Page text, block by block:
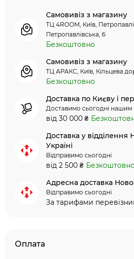
Самовивіз з магазину
ТЦ 4ROOM, Київ,
Петропавлівська, 6
Безкоштовно
Самовивіз з магазину
ТЦ АРАКС, Київ, Кільцева
Безкоштовно
Доставка по Києву і
Доставимо сьогодні нашим
від 30 000 ₴
Доставка у
Україні
Відправимо сьогодні
від 2 500 ₴
Адресна доставка
Відправимо сьогодні
За тарифами
Оплата